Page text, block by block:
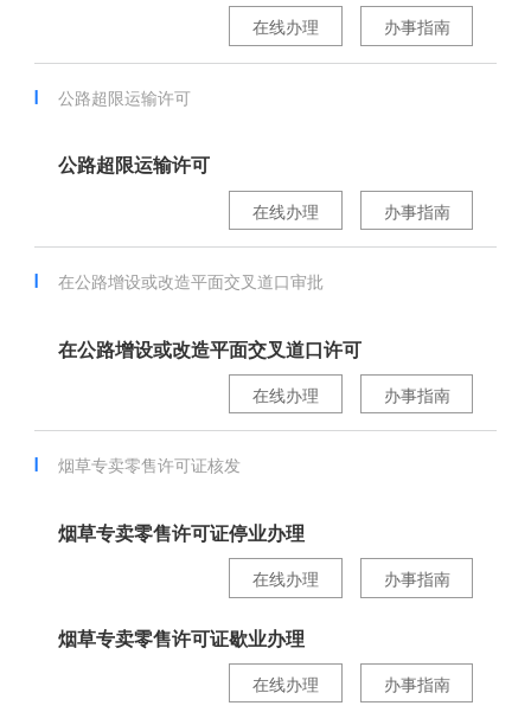
办事指南
在线办理
公路超限运输许可
公路超限运输许可
办事指南
在线办理
在公路增设或改造平面交叉道口审批
在公路增设或改造平面交叉道口许可
办事指南
在线办理
烟草专卖零售许可证核发
烟草专卖零售许可证停业办理
办事指南
在线办理
烟草专卖零售许可证歇业办理
办事指南
在线办理